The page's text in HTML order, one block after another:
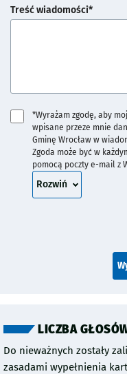
Treść wiadomości*
*Wyrażam zgodę, aby
wpisane przeze mnie
Gminę Wrocław w
Zgoda może być w
pomocą poczty e-mail z
Rozwińtreść zgody
LICZBA
Do nieważnych zostały
zasadami wypełnienia